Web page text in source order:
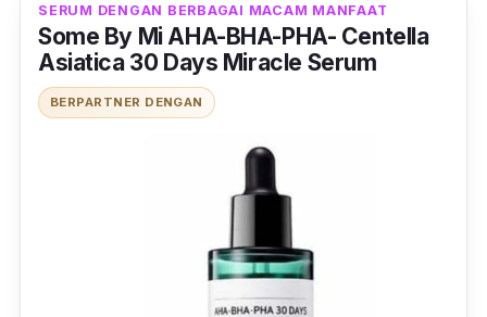
SERUM DENGAN BERBAGAI MACAM MANFAAT
Some By Mi AHA-BHA-PHA- Centella
Asiatica 30 Days Miracle Serum
BERPARTNER DENGAN